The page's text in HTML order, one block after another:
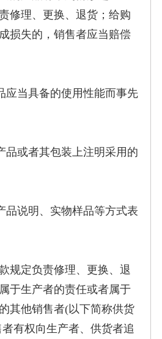
修理、更换、退货；给购
损失的，销售者应当赔偿
当具备的使用性能而事先
或者其包装上注明采用的
说明、实物样品等方式表
定负责修理、更换、退
于生产者的责任或者属于
其他销售者(以下简称供货
有权向生产者、供货者追